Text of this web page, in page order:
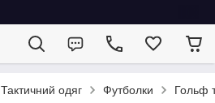
Тактичний одяг Футболки Гольф